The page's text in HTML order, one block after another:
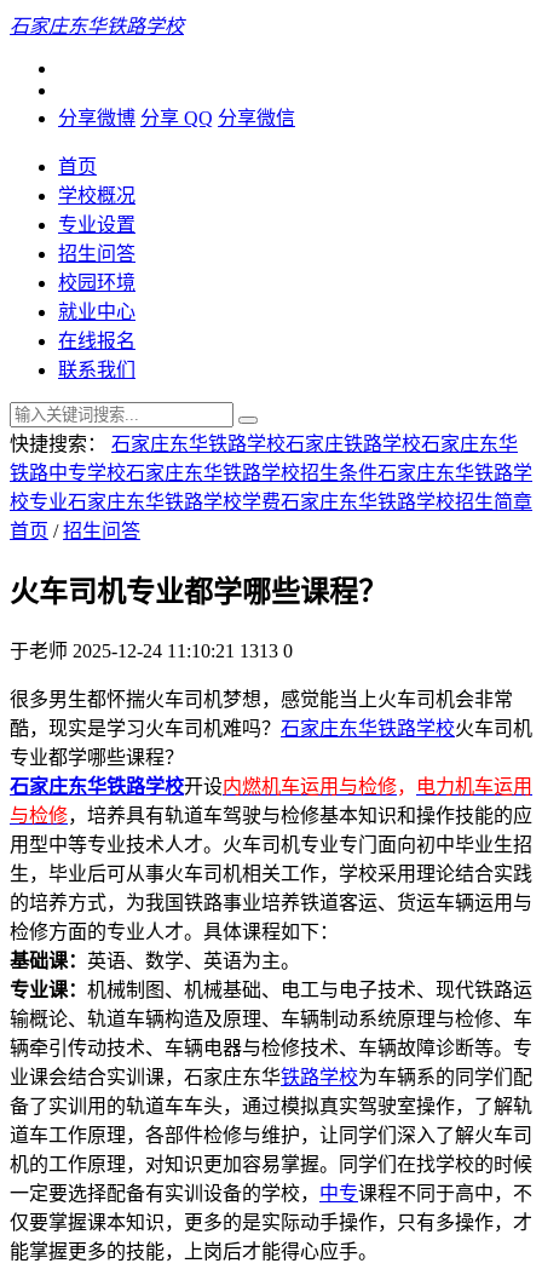
石家庄东华铁路学校
分享微博 分享 QQ 分享微信
首页
学校概况
专业设置
招生问答
校园环境
就业中心
在线报名
联系我们
快捷搜索： 石家庄东华铁路学校石家庄铁路学校石家庄东华
铁路中专学校石家庄东华铁路学校招生条件石家庄东华铁路学
校专业石家庄东华铁路学校学费石家庄东华铁路学校招生简章
首页 /招生问答
火车司机专业都学哪些课程？
于老师 2025-12-24 11:10:21 1313 0
很多男生都怀揣火车司机梦想，感觉能当上火车司机会非常
酷，现实是学习火车司机难吗？ 石家庄东华铁路学校火车司机
专业都学哪些课程？
石家庄东华铁路学校开设内燃机车运用与检修，
电力机车运用
与检修，培养具有轨道车驾驶与检修基本知识和操作技能的应
用型中等专业技术人才。火车司机专业专门面向初中毕业生招
生，毕业后可从事火车司机相关工作，学校采用理论结合实践
的培养方式，为我国铁路事业培养铁道客运、货运车辆运用与
检修方面的专业人才。具体课程如下：
基础课： 英语、数学、英语为主。
专业课： 机械制图、机械基础、电工与电子技术、现代铁路运
输概论、轨道车辆构造及原理、车辆制动系统原理与检修、车
辆牵引传动技术、车辆电器与检修技术、车辆故障诊断等。专
业课会结合实训课，石家庄东华铁路学校为车辆系的同学们配
备了实训用的轨道车车头，通过模拟真实驾驶室操作，了解轨
道车工作原理，各部件检修与维护，让同学们深入了解火车司
机的工作原理，对知识更加容易掌握。同学们在找学校的时候
一定要选择配备有实训设备的学校， 中专课程不同于高中，不
仅要掌握课本知识，更多的是实际动手操作，只有多操作，才
能掌握更多的技能，上岗后才能得心应手。